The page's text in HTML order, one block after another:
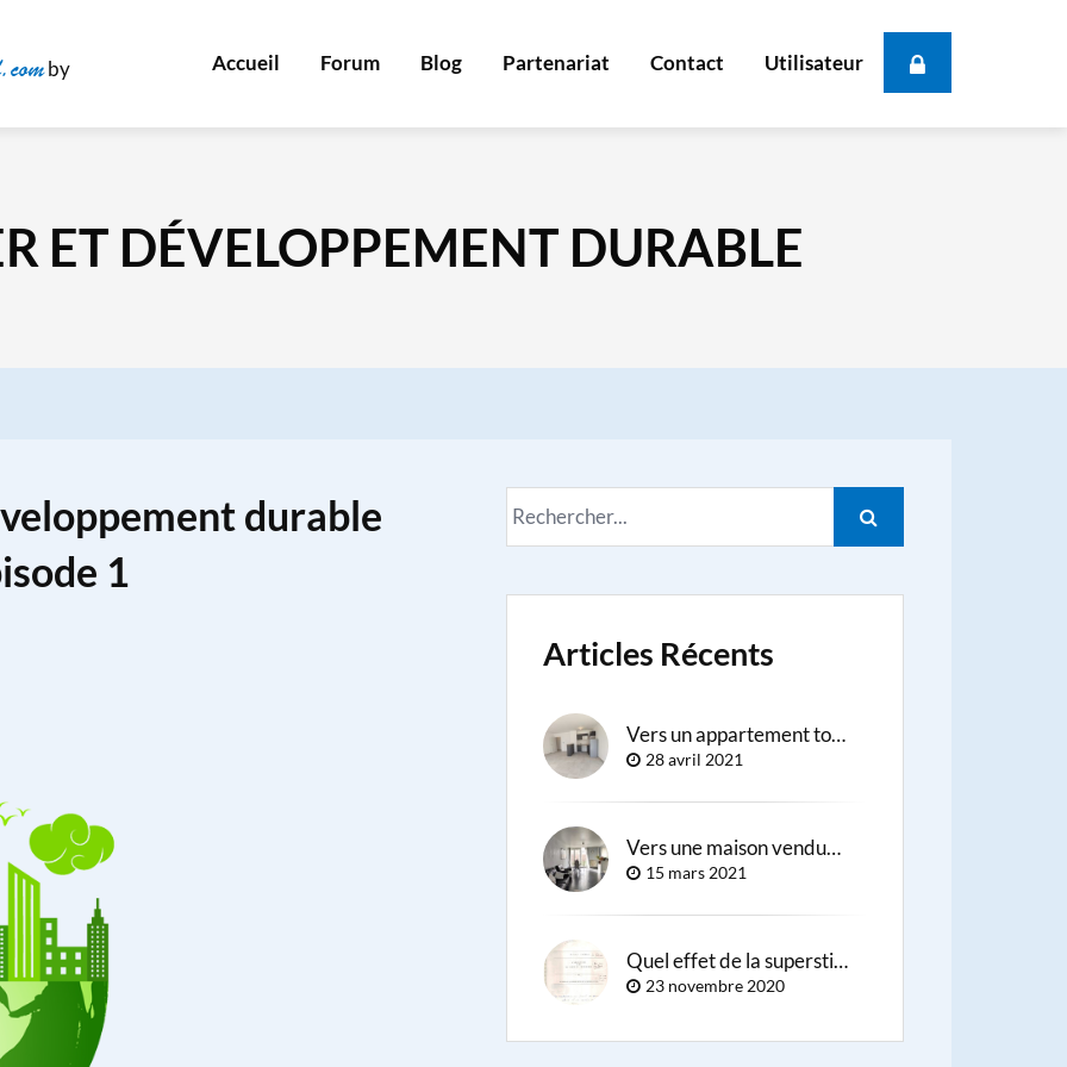
by Accueil Forum Blog Partenariat Contact Utilisateur
Se connecter
ET DÉVELOPPEMENT DURABLE
durable
1
Articles Récents
Vers un appartement tout neuf loué à Mennecy (91540)
28 avril 2021
Vers une maison vendue à Cergy-Pontoise
15 mars 2021
Quel effet de la superstition sur les populations qui s’y soumettent ?
23 novembre 2020